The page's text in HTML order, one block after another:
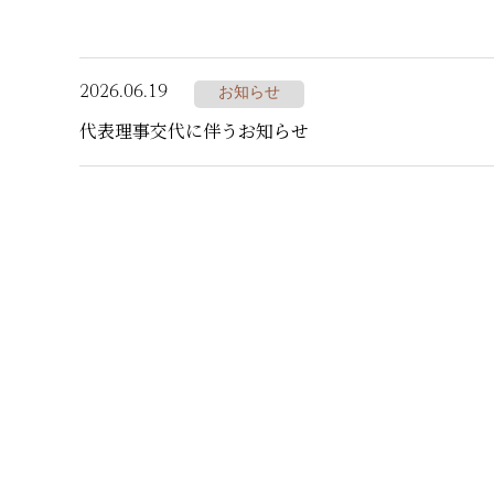
2026.06.19
お知らせ
代表理事交代に伴うお知らせ